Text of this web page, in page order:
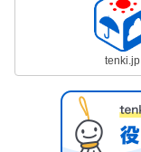
tenki.jp